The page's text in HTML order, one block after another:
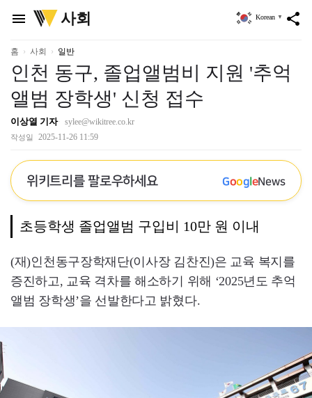
menu
위
키
리
사회 share
Korean ▼
홈 사회 일반
인천 동구, 졸업앨범비 지원 '추억
앨범 장학생' 신청 접수
이상열 기자 sylee@wikitree.co.kr
작성일 2025-11-26 11:59
위키트리를 팔로우하세요 GoogleNews
초등학생 졸업앨범 구입비 10만 원 이내
(재)인천동구장학재단(이사장 김찬진)은 교육 복지를
증진하고, 교육 격차를 해소하기 위해 ‘2025년도 추억
앨범 장학생’을 선발한다고 밝혔다.